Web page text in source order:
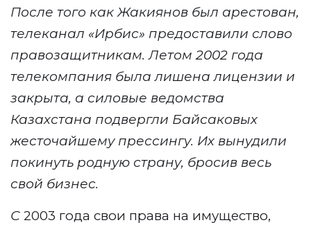
После того как Жакиянов был арестован,
телеканал «Ирбис» предоставили слово
правозащитникам. Летом 2002 года
телекомпания была лишена лицензии и
закрыта, а силовые ведомства
Казахстана подвергли Байсаковых
жесточайшему прессингу. Их вынудили
покинуть родную страну, бросив весь
свой бизнес.
С 2003 года свои права на имущество,